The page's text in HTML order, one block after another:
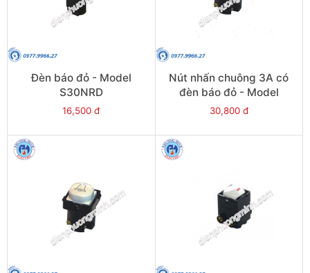
Đèn báo đỏ - Model
S30NRD
16,500 đ
Nút nhấn chuông 3A có
đèn báo đỏ - Model
S30MBPN
30,800 đ